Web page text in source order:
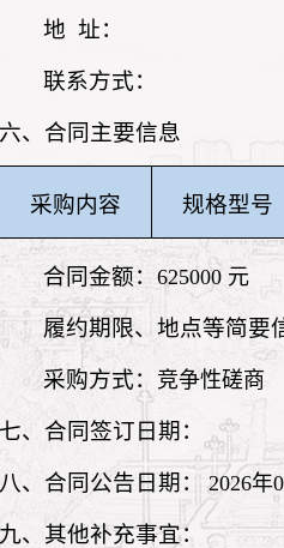
地 址：
联系方式：
六、合同主要信息
采购内容 规格型号
合同金额：625000 元
履约期限、
采购方式： 竞争性磋商
七、合同签订日期：
八、合同公告日期： 2026年
九、其他补充事宜：